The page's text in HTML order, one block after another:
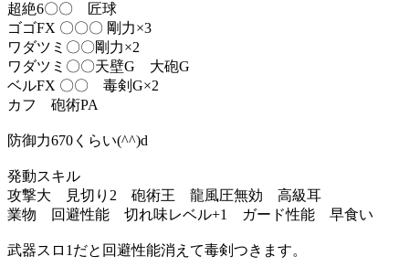
超絶6〇〇 匠球
ゴゴFX 〇〇〇 剛力×3
ワダツミ〇〇剛力×2
ワダツミ〇〇天壁G 大砲G
ベルFX 〇〇 毒剣G×2
カフ 砲術PA
防御力670くらい(^^)d
発動スキル
攻撃大 見切り2 砲術王 龍風圧無効 高級耳
業物 回避性能 切れ味レベル+1 ガード性能 早食い
武器スロ1だと回避性能消えて毒剣つきます。